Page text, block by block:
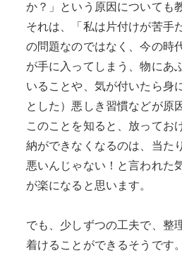
か？」という原因についても
それは、「私は片付けが苦手
の問題なのではなく、今の時
が手に入ってしまう、物にあ
いることや、気が付いたら身
とした）悪しき習慣などが原
このことを知ると、放ってお
納ができなくなるのは、当た
悪いんじゃない！と言われた
が楽になると思います。
でも、少しずつの工夫で、整
着けることができるそうです。